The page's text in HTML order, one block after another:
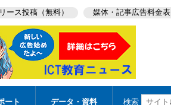
ース投稿（無料） 媒体・記事広告料金表
ート データ・資料 検索